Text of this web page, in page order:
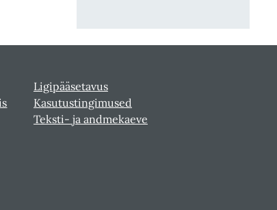
Ligipääsetavus
Kasutustingimused
Teksti- ja andmekaeve